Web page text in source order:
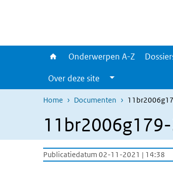
Onderwerpen A-Z
Over deze site
Home Documenten
Publicatiedatum 02-11-2021 | 14:38